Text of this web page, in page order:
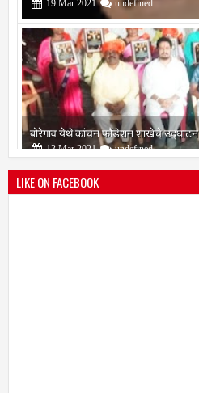
बोरेगाव येथे कांचन फौंडेशन शाखेचे उद्घाटन
13 Mar 2021 undefined
LIKE ON FACEBOOK